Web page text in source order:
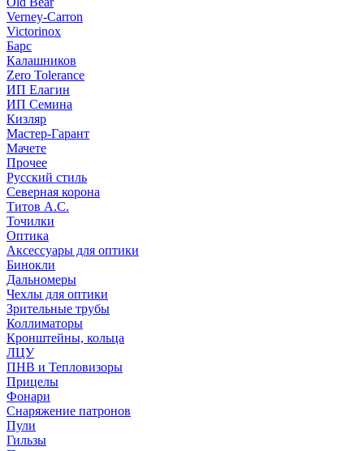
Verney-Carron
Victorinox
Барс
Калашников
Zero Tolerance
ИП Елагин
ИП Семина
Кизляр
Мастер-Гарант
Мачете
Прочее
Русский стиль
Северная корона
Титов А.С.
Точилки
Оптика
Аксессуары для оптики
Бинокли
Дальномеры
Чехлы для оптики
Зрительные трубы
Коллиматоры
Кронштейны, кольца
ЛЦУ
ПНВ и Тепловизоры
Прицелы
Фонари
Снаряжение патронов
Пули
Гильзы